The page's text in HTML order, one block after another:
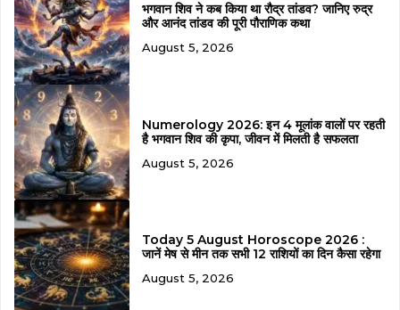
भगवान शिव ने कब किया था रौद्र तांडव? जानिए रुद्र
और आनंद तांडव की पूरी पौराणिक कथा
August 5, 2026
Numerology 2026: इन 4 मूलांक वालों पर रहती
है भगवान शिव की कृपा, जीवन में मिलती है सफलता
August 5, 2026
Today 5 August Horoscope 2026 :
जानें मेष से मीन तक सभी 12 राशियों का दिन कैसा रहेगा
August 5, 2026